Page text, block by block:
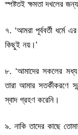
স্পষ্টতই ক্ষমতা দখলের
৭. ‘আমরা পূর্ববর্তী
কিছুই নয়।’
৮. ‘আমাদের সকলের মধ্য
তারা আমার সতর্কীকরণে
স্বাদ গ্রহণ করেনি।
৯. নাকি তাদের কাছে